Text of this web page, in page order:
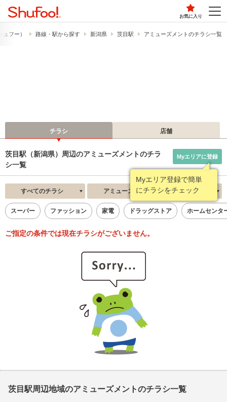
お気に入り
フー） 路線・駅から探す 新潟県 茨目駅 アミューズメントのチラシ一覧
チラシ 店舗
茨目駅（新潟県）周辺のアミューズメントのチラ
シ一覧
Myエリア登録で簡単
にチラシをチェック
Myエリアに登録
すべてのチラシ アミューズメント 新着順
スーパー ファッション 家電 ドラッグストア ホームセンタ
ご指定の条件では現在チラシがございません。
茨目駅周辺地域のアミューズメントのチラシ一覧